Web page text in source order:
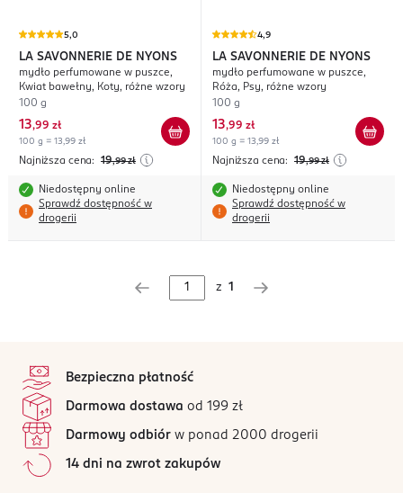
5,0
LA SAVONNERIE DE NYONS
mydło perfumowane w puszce,
Kwiat bawełny, Koty, różne wzory
100 g
13,99 zł
100 g = 13,99 zł
Najniższa cena: 19,99 zł
Niedostępny online
Sprawdź dostępność w
drogerii
4,9
LA SAVONNERIE DE NYONS
mydło perfumowane w puszce,
Róża, Psy, różne wzory
100 g
13,99 zł
100 g = 13,99 zł
Najniższa cena: 19,99 zł
Niedostępny online
Sprawdź dostępność w
drogerii
z 1
Bezpieczna płatność
Darmowa dostawa od 199 zł
Darmowy odbiór w ponad 2000 drogerii
14 dni na zwrot zakupów